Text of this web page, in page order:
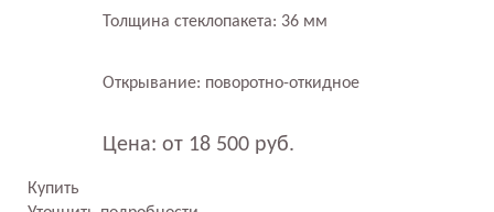
Толщина стеклопакета: 36 мм
Открывание: поворотно-откидное
Цена: от 18 500 руб.
Купить